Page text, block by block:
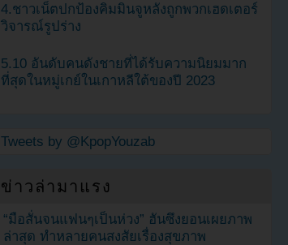
4.ชาวเน็ตปกป้องคิมมินจูหลังถูกพวกเฮดเตอร์
วิจารณ์รูปร่าง
5.10 อันดับคนดังชายที่ได้รับความนิยมมาก
ที่สุดในหมู่เกย์ในเกาหลีใต้ของปี 2023
Tweets by @KpopYouzab
ข่าวล่ามาแรง
“มือสั่นจนแฟนๆเป็นห่วง” ฮันซึงยอนเผยภาพ
ล่าสุด ทำหลายคนสงสัยเรื่องสุขภาพ